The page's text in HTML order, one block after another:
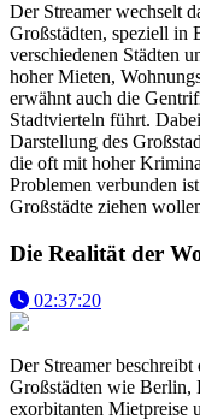
Der Streamer wechselt
Großstädten, speziell in
verschiedenen Städten
hoher Mieten,
erwähnt auch die
Stadtvierteln führt.
Darstellung des
die oft mit hoher
Problemen verbunden
Großstädte ziehen
Die Realität der
02:37:20
Der Streamer
Großstädten wie
exorbitanten Mietpreise